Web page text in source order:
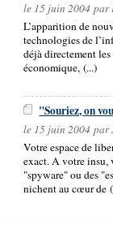
le 15 juin 2004 par
L’apparition de
technologies de
déjà directement
économique, (...)
"Souriez, on
le 15 juin 2004 par
Votre espace de
exact. A votre insu,
"spyware" ou des
nichent au cœur de